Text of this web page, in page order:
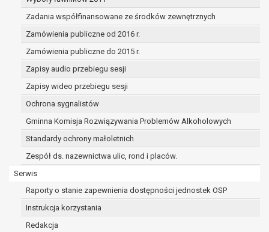
Zadania współfinansowane ze środków zewnętrznych
Zamówienia publiczne od 2016 r.
Zamówienia publiczne do 2015 r.
Zapisy audio przebiegu sesji
Zapisy wideo przebiegu sesji
Ochrona sygnalistów
Gminna Komisja Rozwiązywania Problemów Alkoholowych
Standardy ochrony małoletnich
Zespół ds. nazewnictwa ulic, rond i placów.
Serwis
Raporty o stanie zapewnienia dostępności jednostek OSP
Instrukcja korzystania
Redakcja
celu wywiązania się z obowiązku
wynikającego z przepisów prawa;
prawo do żądania ograniczenia
przetwarzania danych osobowych na
podstawie art. 18 RODO, w przypadku gdy:
osoba, której dane dotyczą
kwestionuje prawidłowość danych
osobowych – na okres pozwalający
administratorowi sprawdzić
prawidłowość tych danych,
przetwarzanie danych jest niezgodne
z prawem, a osoba, której dane
danych, żądając w zamian ich
ograniczenia,
administrator nie potrzebuje już